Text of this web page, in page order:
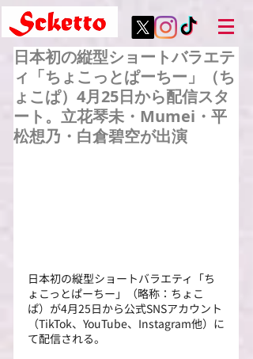
日本初の縦型ショートバラエテ
ィ「ちょこっとぱーちー」（ち
ょこぱ）4月25日から配信スタ
ート。立花琴未・Mumei・平
松想乃・白倉碧空が出演
日本初の縦型ショートバラエティ「ち
ょこっとぱーちー」（略称：ちょこ
ぱ）が4月25日から公式SNSアカウント
（TikTok、YouTube、Instagram他）に
て配信される。